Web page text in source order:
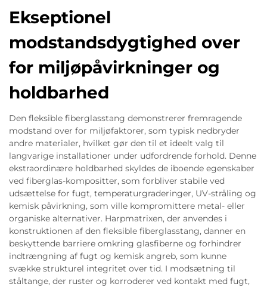
Ekseptionel
modstandsdygtighed over
for miljøpåvirkninger og
holdbarhed
Den fleksible fiberglasstang demonstrerer fremragende
modstand over for miljøfaktorer, som typisk nedbryder
andre materialer, hvilket gør den til et ideelt valg til
langvarige installationer under udfordrende forhold. Denne
ekstraordinære holdbarhed skyldes de iboende egenskaber
ved fiberglas-kompositter, som forbliver stabile ved
udsættelse for fugt, temperaturgraderinger, UV-stråling og
kemisk påvirkning, som ville kompromittere metal- eller
organiske alternativer. Harpmatrixen, der anvendes i
konstruktionen af den fleksible fiberglasstang, danner en
beskyttende barriere omkring glasfiberne og forhindrer
indtrængning af fugt og kemisk angreb, som kunne
svække strukturel integritet over tid. I modsætning til
ståltange, der ruster og korroderer ved kontakt med fugt,